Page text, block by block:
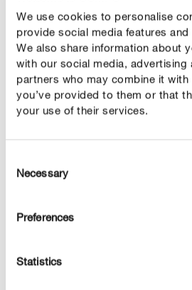
We use cookies to personalise
provide social media features
We also share information about
with our social media, advertising
partners who may combine it
you’ve provided to them or that
your use of their services.
Selection
Necessary
Preferences
Statistics
Переваги
Догляд за газоном та
Боротьба з бур’янами
Оптимальне поєднання